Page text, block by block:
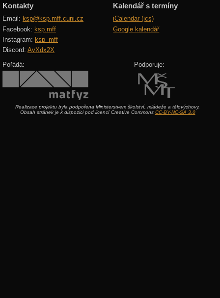
Kontakty
Email: ksp@ksp.mff.cuni.cz
Facebook: ksp.mff
Instagram: ksp_mff
Discord: AvXdx2X
Kalendář s termíny
iCalendar (ics)
Google kalendář
Pořádá: Podporuje:
Realizace projektu byla podpořena Ministerstvem školství, mládeže a tělovýchovy.
Obsah stránek je k dispozici pod licencí Creative Commons CC-BY-NC-SA 3.0